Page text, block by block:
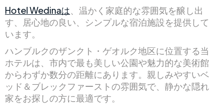
Hotel Wedinaは、温かく家庭的な雰囲気を醸し出
す、居心地の良い、シンプルな宿泊施設を提供して
います。
ハンブルクのザンクト・ゲオルク地区に位置する当
ホテルは、市内で最も美しい公園や魅力的な美術館
からわずか数分の距離にあります。親しみやすいベ
ッド＆ブレックファーストの雰囲気で、静かな隠れ
家をお探しの方に最適です。